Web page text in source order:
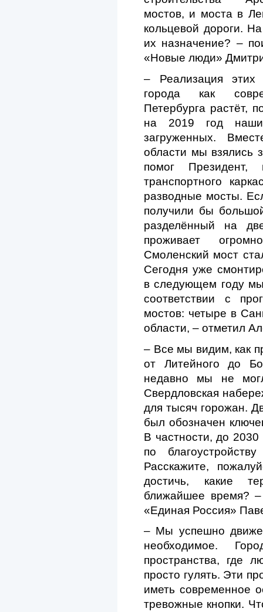
мостов, и моста в
кольцевой дороги.
их назначение? –
«Новые люди»
– Реализация этих
города как
Петербурга растёт,
на 2019 год
загруженных.
области мы взялись
помог
транспортного
разводные мосты.
получили бы
разделённый на
проживает
Смоленский мост
Сегодня уже
в следующем году
соответствии с
мостов: четыре в
области, – отметил
– Все мы видим, как
от Литейного до
недавно мы не
Свердловская
для тысяч горожан.
был обозначен
В частности, до
по
Расскажите,
достичь, какие
ближайшее время? –
«Единая Россия»
– Мы успешно
необходимое.
пространства, где
просто гулять. Эти
иметь современное
тревожные кнопки.